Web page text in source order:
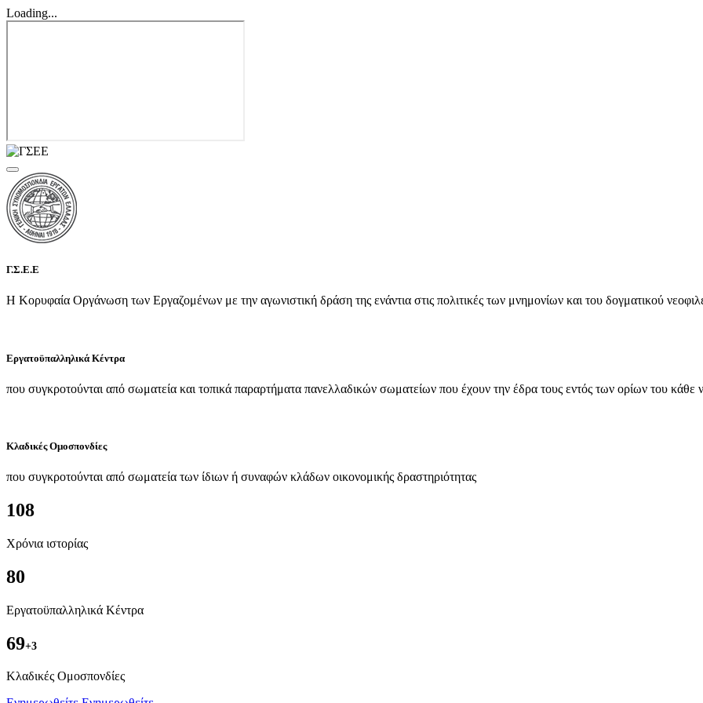
Loading...
Γ.Σ.Ε.Ε
Η Κορυφαία Οργάνωση των Εργαζομένων με την αγωνιστική δράση της ενάντια στις πολιτικές των μνημονίων και του δογματικού
Εργατοϋπαλληλικά Κέντρα
που συγκροτούνται από σωματεία και τοπικά παραρτήματα πανελλαδικών σωματείων που έχουν την έδρα τους εντός των ορίων του κάθε
Κλαδικές Ομοσπονδίες
που συγκροτούνται από σωματεία των ίδιων ή συναφών κλάδων οικονομικής δραστηριότητας
108
Χρόνια ιστορίας
80
Εργατοϋπαλληλικά Κέντρα
69+3
Kλαδικές Ομοσπονδίες